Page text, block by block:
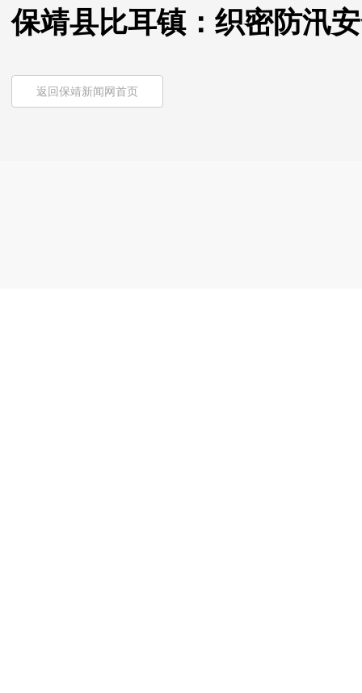
保靖县比耳镇：织密防汛
返回保靖新闻网首页